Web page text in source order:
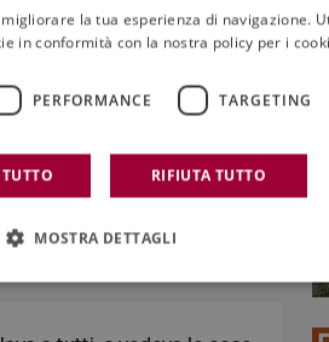
ogni territorio è diverso”
la tua esperienza di navigazione.
in conformità con la nostra policy per i
PERFORMANCE TARGETING
RIFIUTA TUTTO
MOSTRA DETTAGLI